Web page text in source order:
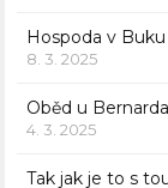
Hospoda v
8. 3. 2025
Oběd u
4. 3. 2025
Tak jak je to s